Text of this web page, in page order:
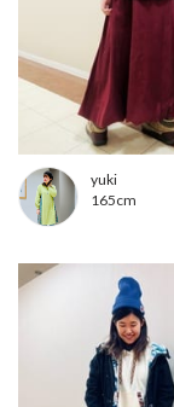
yuki
165cm